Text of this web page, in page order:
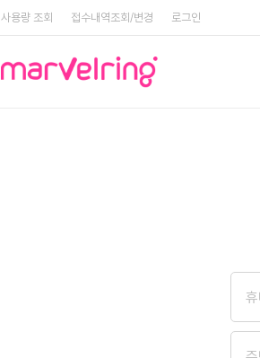
사용량 조회 접수내역조회/변경 로그인